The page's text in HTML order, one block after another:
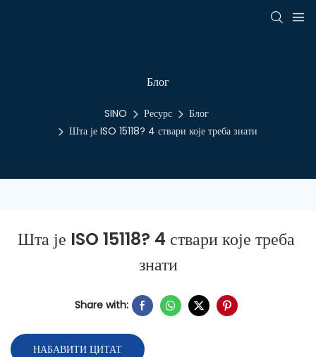
Блог
SINO Ресурс
Блог
Шта је ISO 15118? 4 ствари које треба знати
Шта је ISO 15118? 4 ствари које треба
знати
Share with:
НАБАВИТИ ЦИТАТ